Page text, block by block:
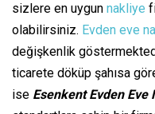
sizlere en uygun nakliye
olabilirsiniz. Evden eve
değişkenlik
ticarete döküp şahısa
ise Esenkent Evden Eve